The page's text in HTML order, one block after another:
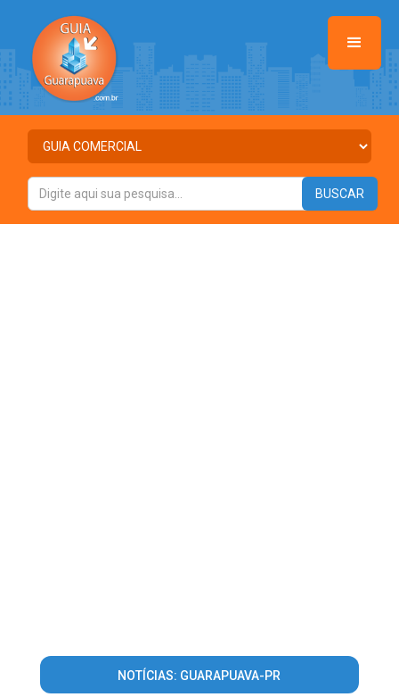
NOTÍCIAS: GUARAPUAVA-PR